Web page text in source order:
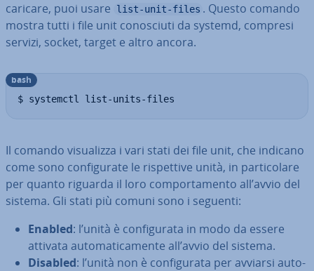
caricare, puoi usare
list-unit-files . Questo comando
mostra tutti i file unit co­no­sciu­ti da systemd, compresi
servizi, socket, target e altro ancora.
$ systemctl list-units-files
bash
Il comando vi­sua­liz­za i vari stati dei file unit, che indicano
come sono con­fi­gu­ra­te le ri­spet­ti­ve unità, in par­ti­co­la­re
per quanto riguarda il loro com­por­ta­men­to all’avvio del
sistema. Gli stati più comuni sono i seguenti:
Enabled: l’unità è con­fi­gu­ra­ta in modo da essere
attivata au­to­ma­ti­ca­men­te all’avvio del sistema.
Disabled: l’unità non è con­fi­gu­ra­ta per avviarsi au­to­